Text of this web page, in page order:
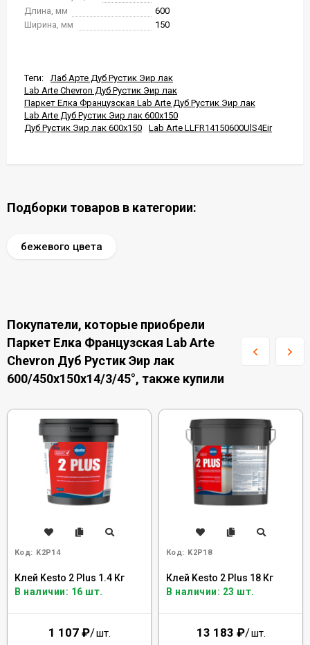
Длина, мм
600
Ширина, мм
150
Теги:
Лаб Арте Дуб Рустик Эир лак
Lab Arte Chevron Дуб Рустик Эир лак
Паркет Елка Французская Lab Arte Дуб Рустик Эир лак
Lab Arte Дуб Рустик Эир лак 600x150
Дуб Рустик Эир лак 600x150
Lab Arte LLFR14150600UlS4Eir
Подборки товаров в категории:
бежевого цвета
Покупатели, которые приобрели
Паркет Елка Французская Lab Arte
Chevron Дуб Рустик Эир лак
600/450х150х14/3/45°, также купили
Код: K2P14
Клей Kesto 2 Plus 1.4 Кг
В наличии: 16 шт.
1 107 ₽/шт.
Код: K2P18
Клей Kesto 2 Plus 18 Кг
В наличии: 23 шт.
13 183 ₽/шт.